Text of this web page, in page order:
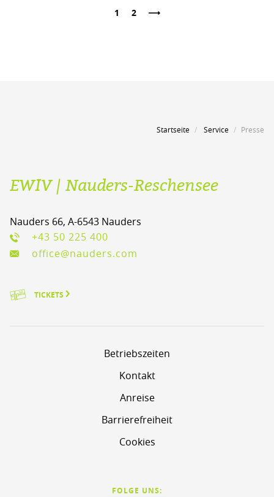
Seite
1 Seite
2 NÄCHSTE SEITE
Startseite Service Presse
EWIV | Nauders-Reschensee
Nauders 66, A-6543 Nauders
+43 50 225 400
office@nauders.com
TICKETS
Betriebszeiten
Kontakt
Anreise
Barrierefreiheit
Cookies
FOLGE UNS: